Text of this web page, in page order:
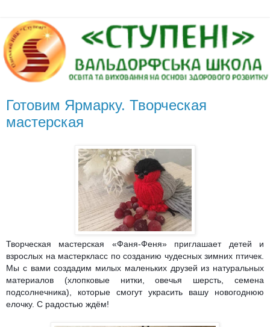
Готовим Ярмарку. Творческая
мастерская
Творческая мастерская «Фаня-Феня» приглашает детей и
взрослых на мастеркласс по созданию чудесных зимних птичек.
Мы с вами создадим милых маленьких друзей из натуральных
материалов (хлопковые нитки, овечья шерсть, семена
подсолнечника), которые смогут украсить вашу новогоднюю
елочку. С радостью ждём!